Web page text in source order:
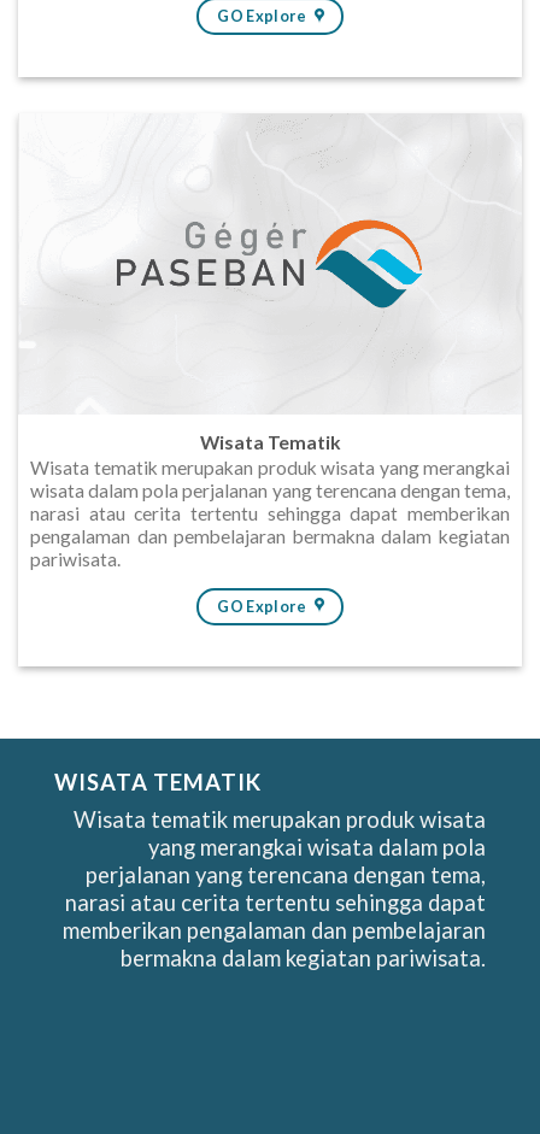
GO Explore
Wisata Tematik
Wisata tematik merupakan produk wisata yang merangkai
wisata dalam pola perjalanan yang terencana dengan tema,
narasi atau cerita tertentu sehingga dapat memberikan
pengalaman dan pembelajaran bermakna dalam kegiatan
pariwisata.
GO Explore
WISATA TEMATIK
Wisata tematik merupakan produk wisata
yang merangkai wisata dalam pola
perjalanan yang terencana dengan tema,
narasi atau cerita tertentu sehingga dapat
memberikan pengalaman dan pembelajaran
bermakna dalam kegiatan pariwisata.